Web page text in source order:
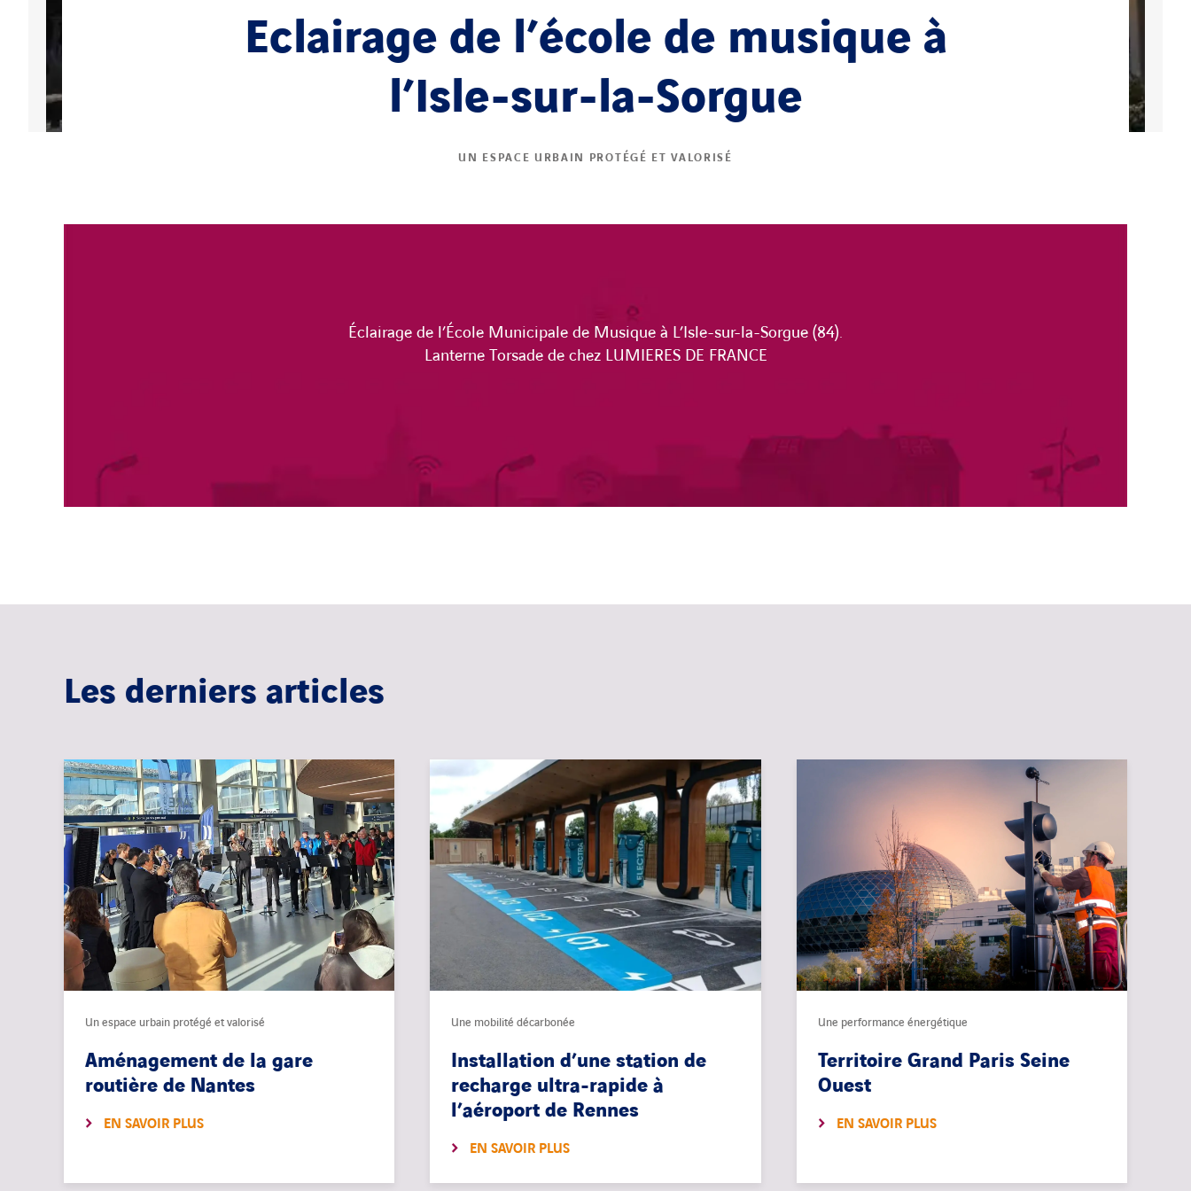
Eclairage de l’école de musique à
l’Isle-sur-la-Sorgue
UN ESPACE URBAIN PROTÉGÉ ET VALORISÉ
Éclairage de l’École Municipale de Musique à L’Isle-sur-la-Sorgue (84).
Lanterne Torsade de chez LUMIERES DE FRANCE
Les derniers articles
Un espace urbain protégé et valorisé
Aménagement de la gare
routière de Nantes
EN SAVOIR PLUS
Une mobilité décarbonée
Installation d’une station de
recharge ultra-rapide à
l’aéroport de Rennes
EN SAVOIR PLUS
Une performance énergétique
Territoire Grand Paris Seine
Ouest
EN SAVOIR PLUS